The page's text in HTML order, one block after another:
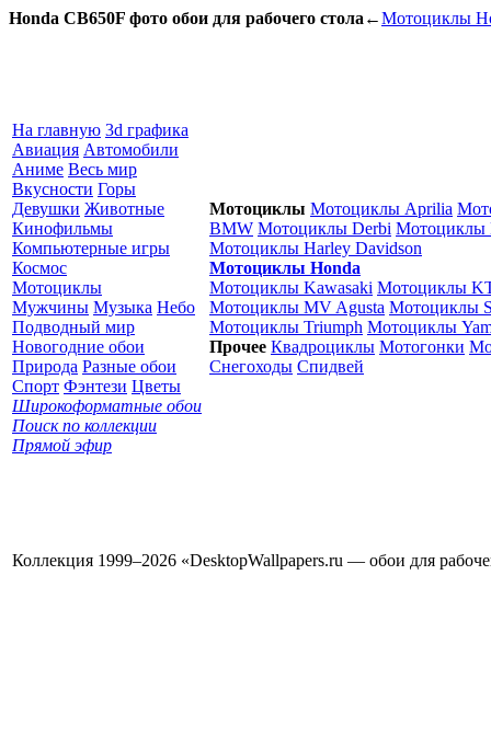
Honda CB650F фото обои для рабочего стола ←Мотоциклы
На главную 3d графика
Авиация Автомобили
Аниме Весь мир
Вкусности Горы
Девушки Животные
Кинофильмы
Компьютерные игры
Космос
Мотоциклы
Мужчины Музыка Небо
Подводный мир
Новогодние обои
Природа Разные обои
Спорт Фэнтези Цветы
Широкоформатные обои
Поиск по коллекции
Прямой эфир
Мотоциклы Мотоциклы Aprilia
BMW Мотоциклы Derbi Мотоциклы
Мотоциклы Harley Davidson
Мотоциклы Honda
Мотоциклы Kawasaki Мотоциклы
Мотоциклы MV Agusta Мотоциклы
Мотоциклы Triumph Мотоциклы
Прочее Квадроциклы Мотогонки
Снегоходы Спидвей
Коллекция 1999–2026 «DesktopWallpapers.ru — обои для